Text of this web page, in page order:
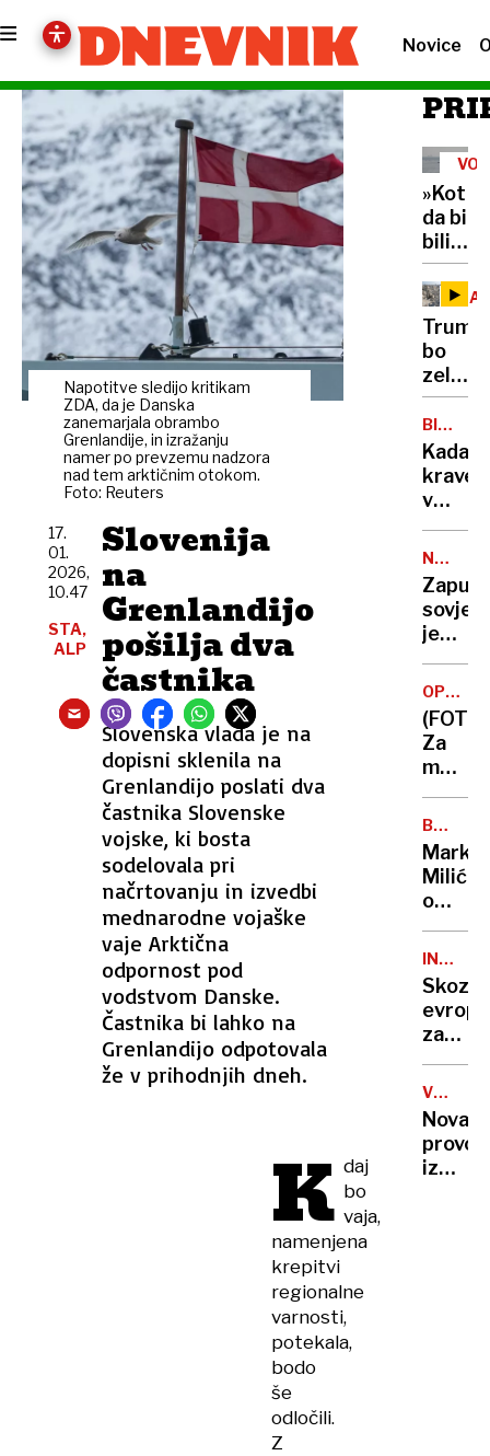
Novice
Napotitve sledijo kritikam
ZDA, da je Danska
zanemarjala obrambo
Grenlandije, in izražanju
namer po prevzemu nadzora
nad tem arktičnim otokom.
Foto: Reuters
Slovenija
na
Grenlandijo
pošilja dva
častnika
Slovenska vlada je na
dopisni sklenila na
Grenlandijo poslati dva
častnika Slovenske
vojske, ki bosta
sodelovala pri
načrtovanju in izvedbi
mednarodne vojaške
vaje Arktična
odpornost pod
vodstvom Danske.
Častnika bi lahko na
Grenlandijo odpotovala
že v prihodnjih dneh.
17.
01.
2026,
10.47
STA,
ALP
K daj
bo
vaja,
namenjena
krepitvi
regionalne
varnosti,
potekala,
bodo
še
odločili.
Z
V
»Kot
da bi
bili v
ožina
je
past
za
17
jih je
umrlo
Trump
bo
zelo
Izrael
načrt,
umika
ne
bo
NA
MORU
krave
v
travi
že
osem
dni,
okoli
njega
kroži
teliček
jedrski
so
postali
bombe
(FOTO)
Za
v
dan
v
družbi
divjih
zveri
BREZ
DLAKE
NA
JEZIKU
Marko
Milić
o
ki ga
je
stala
NBA-
da
sem
to
storil«
EU
Skozi
labirint
brez
države
VOJNA
V
Nova
iz